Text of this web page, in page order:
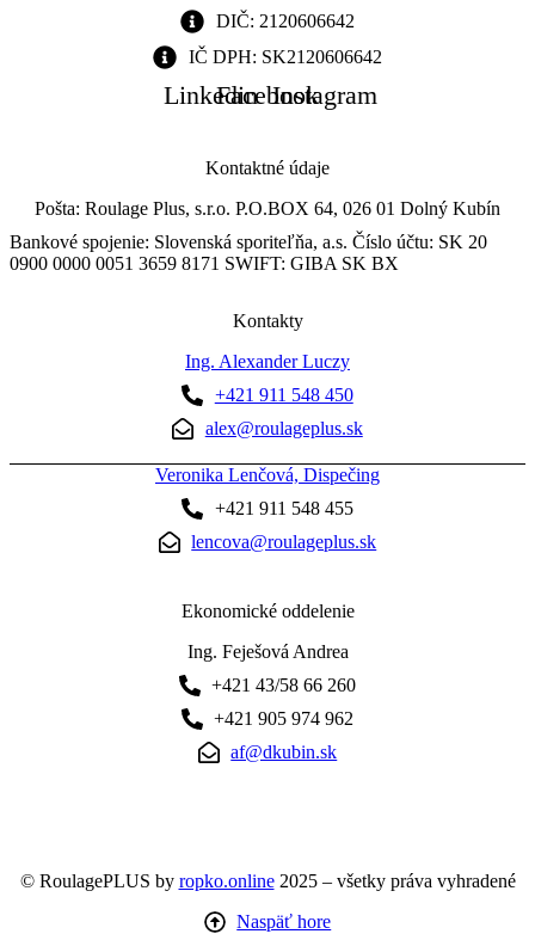
DIČ: 2120606642
IČ DPH: SK2120606642
LinkedinFacebookInstagram
Kontaktné údaje
Pošta: Roulage Plus, s.r.o. P.O.BOX 64, 026 01 Dolný Kubín
Bankové spojenie: Slovenská sporiteľňa, a.s. Číslo účtu: SK 20
0900 0000 0051 3659 8171 SWIFT: GIBA SK BX
Kontakty
Ing. Alexander Luczy
+421 911 548 450
alex@roulageplus.sk
Veronika Lenčová, Dispečing
+421 911 548 455
lencova@roulageplus.sk
Ekonomické oddelenie
Ing. Feješová Andrea
+421 43/58 66 260
+421 905 974 962
af@dkubin.sk
© RoulagePLUS by ropko.online2025 – všetky práva vyhradené
Naspäť hore